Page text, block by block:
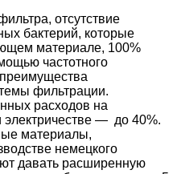
отсутствие
бактерий, которые
материале, 100%
частотного
фильтрации.
расходов на
электричестве — до 40%.
материалы,
немецкого
давать расширенную